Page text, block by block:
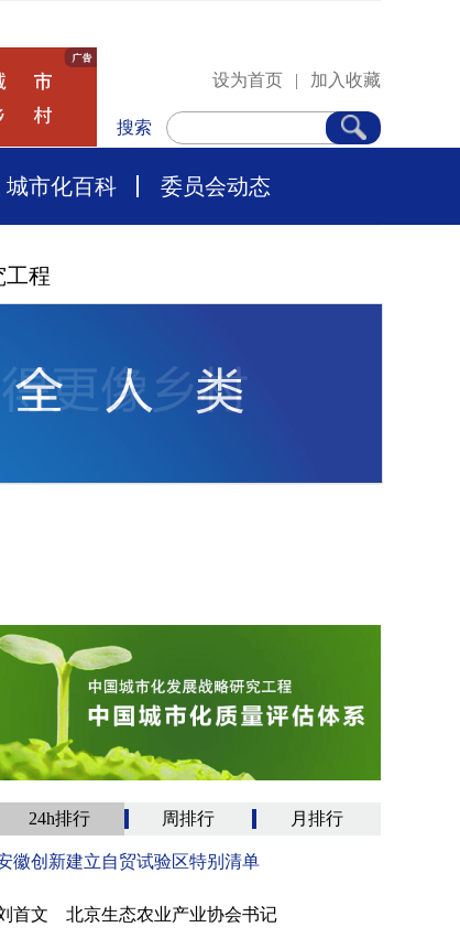
设为首页 | 加入收藏
搜索
城市化百科 委员会动态
工程
24h排行 周排行 月排行
徽创新建立自贸试验区特别清单
首文 北京生态农业产业协会书记